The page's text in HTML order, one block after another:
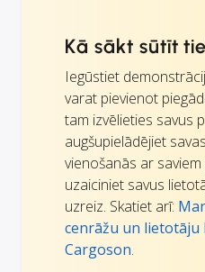
Kā sākt sūtīt
Iegūstiet
varat pievienot
tam izvēlieties savus
augšupielādējiet
vienošanās ar
uzaiciniet savus
uzreiz. Skatiet arī:
cenrāžu un lietotāju
Cargoson.